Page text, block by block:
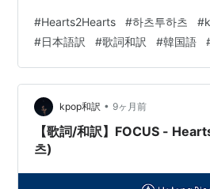
인사를 건네 あ…
#Hearts2Hearts #하츠투하츠 #
#日本語訳 #歌詞和訳 #韓国語
kpop和訳 • 9ヶ月前
【歌詞/和訳】FOCUS -
츠)